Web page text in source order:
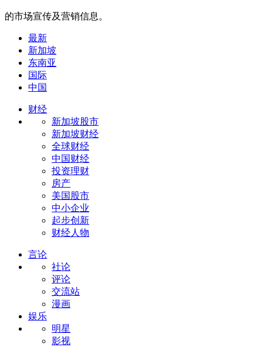
的市场宣传及营销信息。
最新
新加坡
东南亚
国际
中国
财经
新加坡股市
新加坡财经
全球财经
中国财经
投资理财
房产
美国股市
中小企业
起步创新
财经人物
言论
社论
评论
交流站
漫画
娱乐
明星
影视